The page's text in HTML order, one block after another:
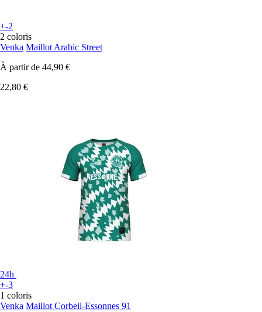
+-2
2 coloris
Venka Maillot Arabic Street
À partir de 44,90 €
22,80 €
24h
+-3
1 coloris
Venka Maillot Corbeil-Essonnes 91